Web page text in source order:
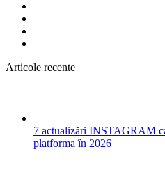
Articole recente
7 actualizări INSTAGRAM
platforma în 2026